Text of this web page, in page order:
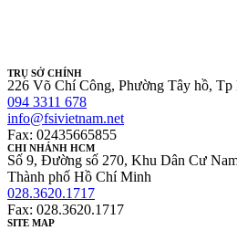
TRỤ SỞ CHÍNH
226 Võ Chí Công, Phường Tây hồ, Tp
094 3311 678
info@fsivietnam.net
Fax: 02435665855
CHI NHÁNH HCM
Số 9, Đường số 270, Khu Dân Cư
Thành phố Hồ Chí Minh
028.3620.1717
Fax: 028.3620.1717
SITE MAP